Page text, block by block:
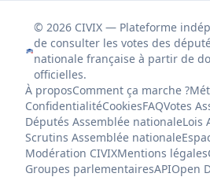
© 2026 CIVIX — Plateforme
de consulter les votes des
nationale française à partir de
officielles.
À proposComment ça marche ?
ConfidentialitéCookiesFAQVotes
Députés Assemblée nationaleLois
Scrutins Assemblée nationale
Modération CIVIXMentions légales
Groupes parlementairesAPIOpen